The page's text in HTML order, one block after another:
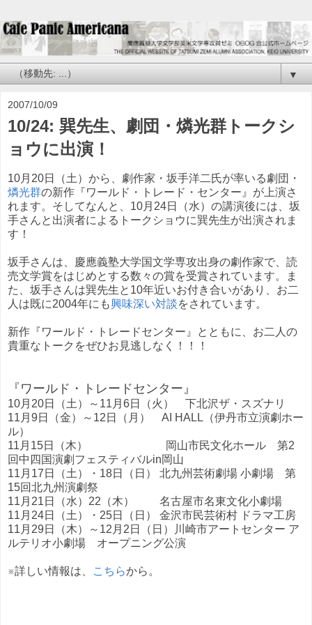
▼
2007/10/09
10/24: 巽先生、劇団・燐光群トークシ
ョウに出演！
10月20日（土）から、劇作家・坂手洋二氏が率いる劇団・
燐光群の新作『ワールド・トレード・センター』が上演さ
れます。そしてなんと、10月24日（水）の講演後には、坂
手さんと出演者によるトークショウに巽先生が出演されま
す！
坂手さんは、慶應義塾大学国文学専攻出身の劇作家で、読
売文学賞をはじめとする数々の賞を受賞されています。ま
た、坂手さんは巽先生と10年近いお付き合いがあり、お二
人は既に2004年にも興味深い対談をされています。
新作『ワールド・トレードセンター』とともに、お二人の
貴重なトークをぜひお見逃しなく！！！
『ワールド・トレードセンター』
10月20日（土）～11月6日（火） 下北沢ザ・スズナリ
11月9日（金）～12日（月） AI HALL（伊丹市立演劇ホー
ル）
11月15日（木） 岡山市民文化ホール 第2
回中四国演劇フェスティバルin岡山
11月17日（土）・18日（日） 北九州芸術劇場 小劇場 第
15回北九州演劇祭
11月21日（水）22（木） 名古屋市名東文化小劇場
11月24日（土）・25日（日） 金沢市民芸術村 ドラマ工房
11月29日（木）～12月2日（日）川崎市アートセンター ア
ルテリオ小劇場 オープニング公演
※詳しい情報は、 こちらから。